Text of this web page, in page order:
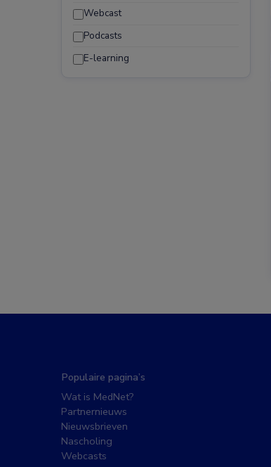
Webcast
Podcasts
E-learning
Populaire pagina’s
Wat is MedNet?
Partnernieuws
Nieuwsbrieven
Nascholing
Webcasts